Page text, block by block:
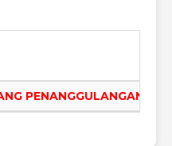
PENANGGULANGAN